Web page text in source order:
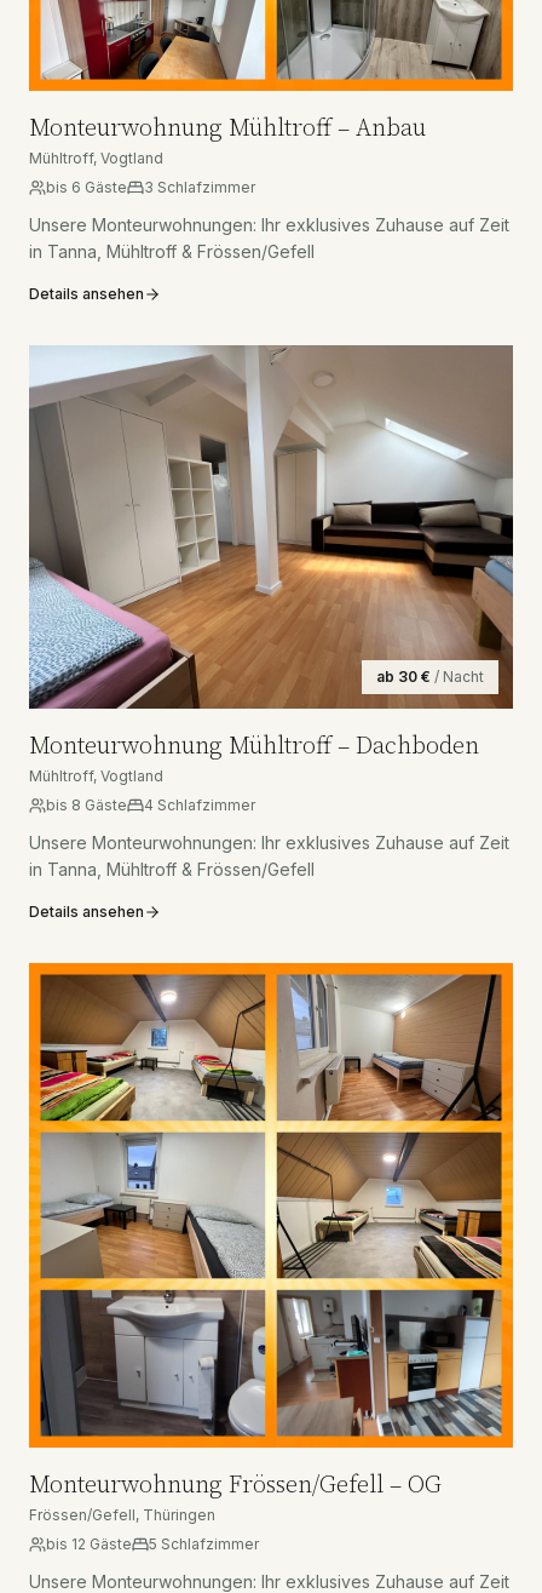
Monteurwohnung Mühltroff – Anbau
Mühltroff, Vogtland
bis 6 Gäste 3 Schlafzimmer
Unsere Monteurwohnungen: Ihr exklusives Zuhause auf Zeit
in Tanna, Mühltroff & Frössen/Gefell
Details ansehen
ab 30 € / Nacht
Monteurwohnung Mühltroff – Dachboden
Mühltroff, Vogtland
bis 8 Gäste 4 Schlafzimmer
Unsere Monteurwohnungen: Ihr exklusives Zuhause auf Zeit
in Tanna, Mühltroff & Frössen/Gefell
Details ansehen
Monteurwohnung Frössen/Gefell – OG
Frössen/Gefell, Thüringen
bis 12 Gäste 5 Schlafzimmer
Unsere Monteurwohnungen: Ihr exklusives Zuhause auf Zeit